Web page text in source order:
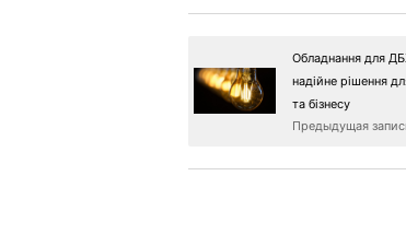
Обладнання для
надійне рішення
та бізнесу
Предыдущая